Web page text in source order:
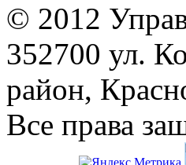
© 2012
352700 ул.
район,
Все права